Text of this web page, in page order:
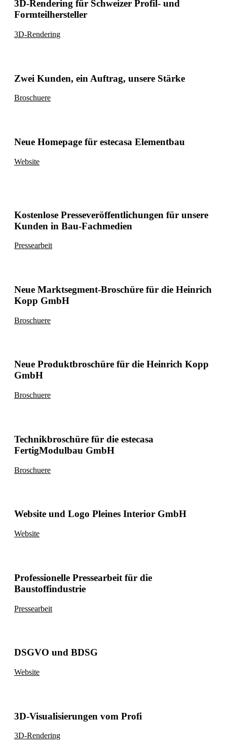
3D-Rendering für Schweizer Profil- und
Formteilhersteller
3D-Rendering
Zwei Kunden, ein Auftrag, unsere Stärke
Broschuere
Neue Homepage für estecasa Elementbau
Website
Kostenlose Presseveröffentlichungen für unsere
Kunden in Bau-Fachmedien
Pressearbeit
Neue Marktsegment-Broschüre für die Heinrich
Kopp GmbH
Broschuere
Neue Produktbroschüre für die Heinrich Kopp
GmbH
Broschuere
Technikbroschüre für die estecasa
FertigModulbau GmbH
Broschuere
Website und Logo Pleines Interior GmbH
Website
Professionelle Pressearbeit für die
Baustoffindustrie
Pressearbeit
DSGVO und BDSG
Website
3D-Visualisierungen vom Profi
3D-Rendering